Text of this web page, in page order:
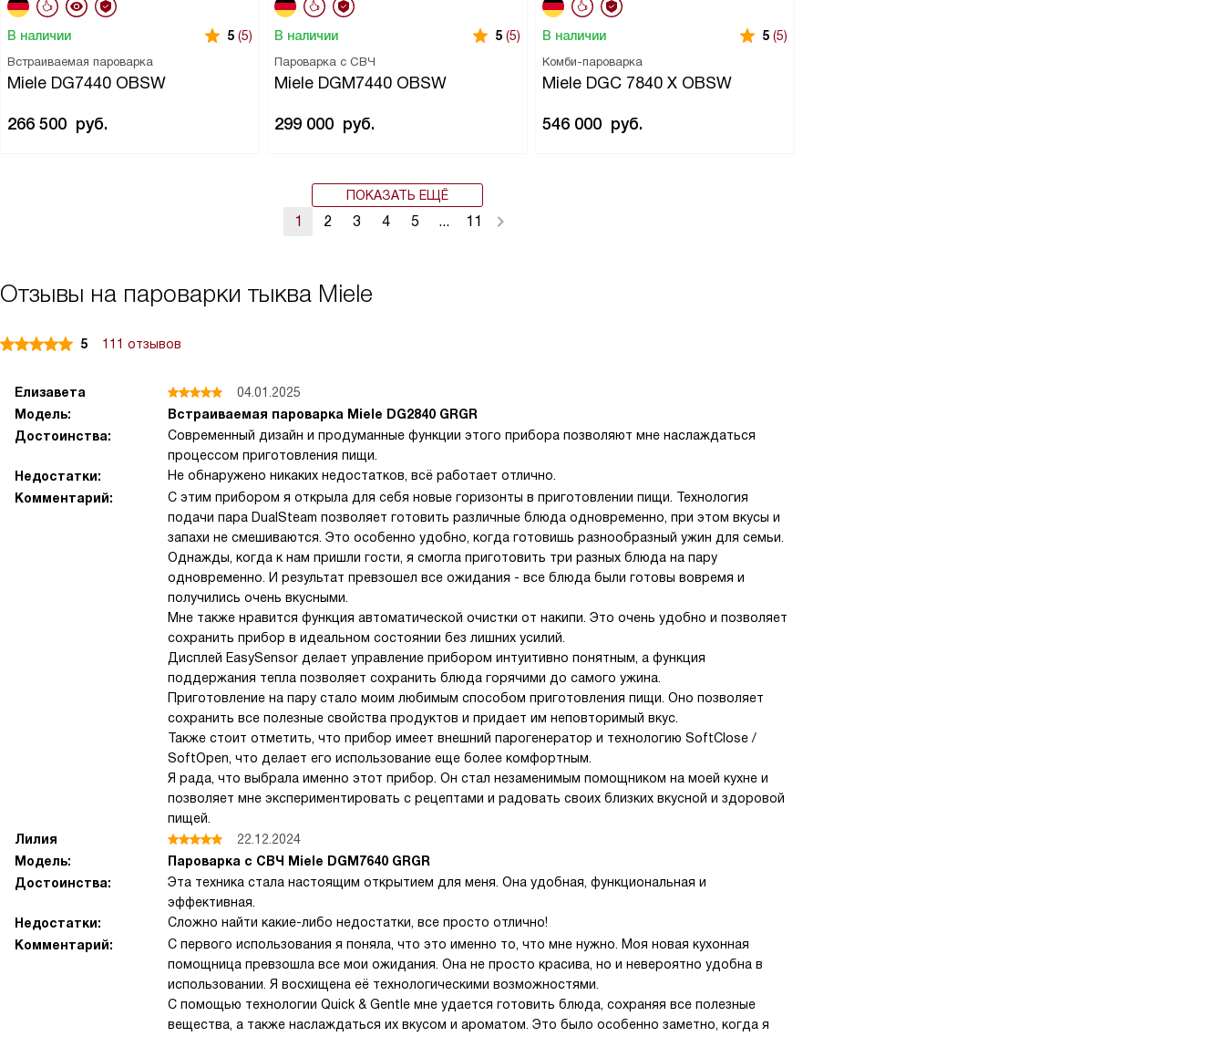
Встраиваемая пароварка
Miele DG7440 OBSW
В наличии 5 (5)
266 500 руб.
Пароварка с СВЧ
Miele DGM7440 OBSW
В наличии 5 (5)
299 000 руб.
Комби-пароварка
Miele DGC 7840 X OBSW
В наличии 5 (5)
546 000 руб.
ПОКАЗАТЬ ЕЩЁ
1 2 3 4 5 ... 11
Отзывы на пароварки тыква Miele
5 111 отзывов
Елизавета
04.01.2025
Модель:
Встраиваемая пароварка Miele DG2840 GRGR
Достоинства:
Современный дизайн и продуманные функции этого прибора позволяют мне наслаждаться
процессом приготовления пищи.
Недостатки:
Не обнаружено никаких недостатков, всё работает отлично.
Комментарий:
С этим прибором я открыла для себя новые горизонты в приготовлении пищи. Технология
подачи пара DualSteam позволяет готовить различные блюда одновременно, при этом вкусы и
запахи не смешиваются. Это особенно удобно, когда готовишь разнообразный ужин для семьи.
Однажды, когда к нам пришли гости, я смогла приготовить три разных блюда на пару
одновременно. И результат превзошел все ожидания - все блюда были готовы вовремя и
получились очень вкусными.
Мне также нравится функция автоматической очистки от накипи. Это очень удобно и позволяет
сохранить прибор в идеальном состоянии без лишних усилий.
Дисплей EasySensor делает управление прибором интуитивно понятным, а функция
поддержания тепла позволяет сохранить блюда горячими до самого ужина.
Приготовление на пару стало моим любимым способом приготовления пищи. Оно позволяет
сохранить все полезные свойства продуктов и придает им неповторимый вкус.
Также стоит отметить, что прибор имеет внешний парогенератор и технологию SoftClose /
SoftOpen, что делает его использование еще более комфортным.
Я рада, что выбрала именно этот прибор. Он стал незаменимым помощником на моей кухне и
позволяет мне экспериментировать с рецептами и радовать своих близких вкусной и здоровой
пищей.
Лилия
22.12.2024
Модель:
Пароварка с СВЧ Miele DGM7640 GRGR
Достоинства:
Эта техника стала настоящим открытием для меня. Она удобная, функциональная и
эффективная.
Недостатки:
Сложно найти какие-либо недостатки, все просто отлично!
Комментарий:
С первого использования я поняла, что это именно то, что мне нужно. Моя новая кухонная
помощница превзошла все мои ожидания. Она не просто красива, но и невероятно удобна в
использовании. Я восхищена её технологическими возможностями.
С помощью технологии Quick & Gentle мне удается готовить блюда, сохраняя все полезные
вещества, а также наслаждаться их вкусом и ароматом. Это было особенно заметно, когда я